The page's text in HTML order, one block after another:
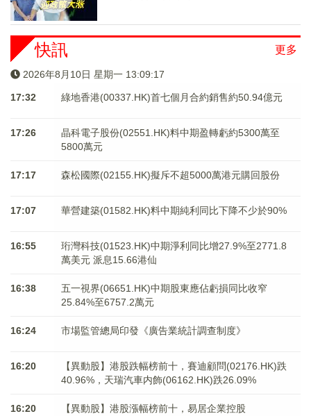
更多
快訊
2026年8月10日 星期一 13:09:17
17:32 綠地香港(00337.HK)首七個月合約銷售約50.94億元
17:26
晶科電子股份(02551.HK)料中期盈轉虧約5300萬至
5800萬元
17:17 森松國際(02155.HK)擬斥不超5000萬港元購回股份
17:07 華營建築(01582.HK)料中期純利同比下降不少於90%
16:55
珩灣科技(01523.HK)中期淨利同比增27.9%至2771.8
萬美元 派息15.66港仙
16:38
五一視界(06651.HK)中期股東應佔虧損同比收窄
25.84%至6757.2萬元
16:24 市場監管總局印發《廣告業統計調查制度》
16:20
【異動股】港股跌幅榜前十，賽迪顧問(02176.HK)跌
40.96%，天瑞汽車内飾(06162.HK)跌26.09%
16:20
【異動股】港股漲幅榜前十，易居企業控股